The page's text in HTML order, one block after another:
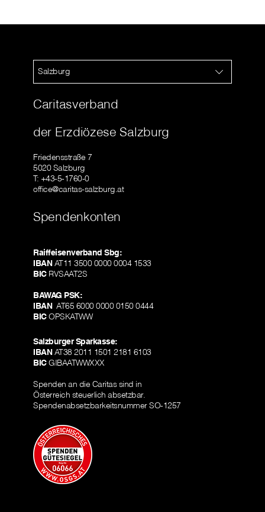
Salzburg
Caritasverband
der Erzdiözese Salzburg
Friedensstraße 7
5020 Salzburg
T: +43-5-1760-0
office@caritas-salzburg.at
Spendenkonten
Raiffeisenverband Sbg:
IBANAT11 3500 0000 0004 1533
BICRVSAAT2S
BAWAG PSK:
IBANAT65 6000 0000 0150 0444
BICOPSKATWW
Salzburger Sparkasse:
IBANAT38 2011 1501 2181 6103
BICGIBAATWWXXX
Spenden an die Caritas sind in
Österreich steuerlich absetzbar.
Spendenabsetzbarkeitsnummer SO-1257